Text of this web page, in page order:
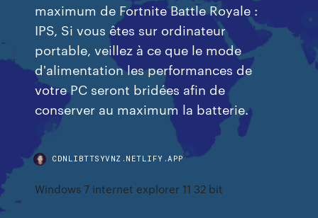
maximum de Fortnite Battle Royale :
IPS, Si vous êtes sur ordinateur
portable, veillez à ce que le mode
d'alimentation les performances de
votre PC seront bridées afin de
conserver au maximum la batterie.
CDNLIBTTSYVNZ.NETLIFY.APP
Windows 7 internet explorer 11 32 bit